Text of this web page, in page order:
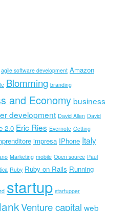
agile software development Amazon
Blomming branding
and Economybusiness
development David Allen David
2.0 Eric Ries Evernote Getting
impresa IPhone Italy
Marketing mobile Open source Paul
Ruby Ruby on Rails Running
startup startupper
Venture capital web